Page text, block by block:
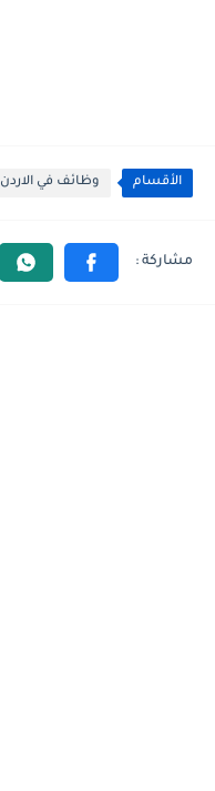
الأقسام وظائف في الاردن